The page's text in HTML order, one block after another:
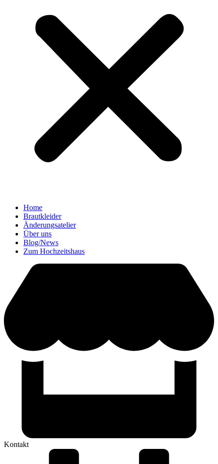
Home
Brautkleider
Änderungsatelier
Über uns
Blog/News
Zum Hochzeitshaus
Kontakt